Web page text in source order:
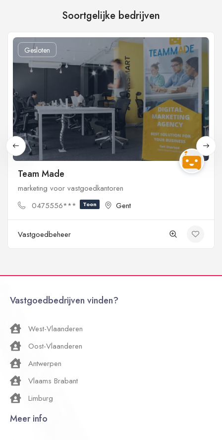
Soortgelijke bedrijven
Gesloten
Team Made
marketing voor vastgoedkantoren
0475556***
Toon Gent
Vastgoedbeheer
Vastgoedbedrijven vinden?
West-Vlaanderen
Oost-Vlaanderen
Antwerpen
Vlaams Brabant
Limburg
Meer info